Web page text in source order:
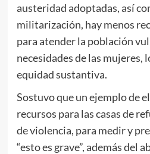
austeridad adoptadas, así
militarización, hay menos
para atender la población
necesidades de las mujeres,
equidad sustantiva.
Sostuvo que un ejemplo de
recursos para las casas de
de violencia, para medir y
“esto es grave”, además del